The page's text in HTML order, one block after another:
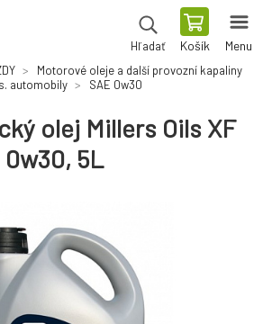
Hľadať Košík Menu
Motorové oleje a další provozní kapaliny
automobily
SAE 0w30
olej Millers Oils XF
0w30, 5L